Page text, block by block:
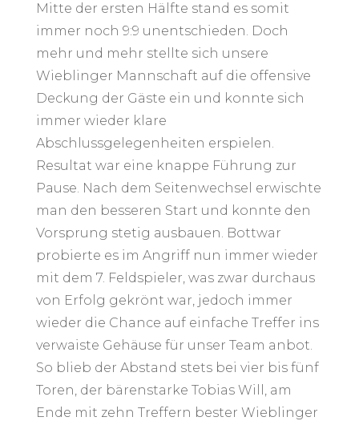
Mitte der ersten Hälfte stand es somit
immer noch 9:9 unentschieden. Doch
mehr und mehr stellte sich unsere
Wieblinger Mannschaft auf die offensive
Deckung der Gäste ein und konnte sich
immer wieder klare
Abschlussgelegenheiten erspielen.
Resultat war eine knappe Führung zur
Pause. Nach dem Seitenwechsel erwischte
man den besseren Start und konnte den
Vorsprung stetig ausbauen. Bottwar
probierte es im Angriff nun immer wieder
mit dem 7. Feldspieler, was zwar durchaus
von Erfolg gekrönt war, jedoch immer
wieder die Chance auf einfache Treffer ins
verwaiste Gehäuse für unser Team anbot.
So blieb der Abstand stets bei vier bis fünf
Toren, der bärenstarke Tobias Will, am
Ende mit zehn Treffern bester Wieblinger